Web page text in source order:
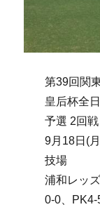
第39回関
皇后杯全
予選 2回戦
9月18日(
技場
浦和レッ
0-0、PK4-